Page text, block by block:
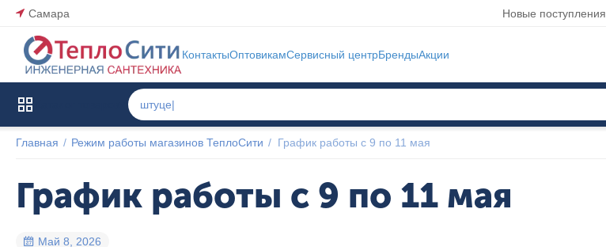
Самара Новые поступления
КонтактыОптовикамСервисный центрБрендыАкции
Главная / Режим работы магазинов ТеплоСити / График работы с 9 по 11 мая
График работы с 9 по 11 мая
Май 8, 2026